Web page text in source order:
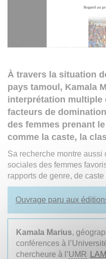
À travers la situation
pays tamoul, Kamala
interprétation multiple
facteurs de
des femmes prenant
comme la caste, la
Sa recherche montre
sociales des femmes
rapports de genre, de
Ouvrage paru aux
Kamala Marius,
conférences à
chercheure à l’UMR LAM